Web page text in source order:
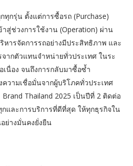
กรุ่น ตั้งแต่การซื้อรถ (Purchase)
าสู่ช่วงการใช้งาน (Operation) ผ่าน
หารจัดการรถอย่างมีประสิทธิภาพ และ
ากตัวแทนจำหน่ายทั่วประเทศ ในระ
นื่อง จนถึงการกลับมาซื้อซ้ำ
วามเชื่อมั่นจากผู้บริโภคทั่วประเทศ
Thailand 2025 เป็นปีที่ 2 ติดต่อ
และการบริการที่ดีที่สุด ให้ทุกธุรกิจใน
ย่างมั่นคงยั่งยืน